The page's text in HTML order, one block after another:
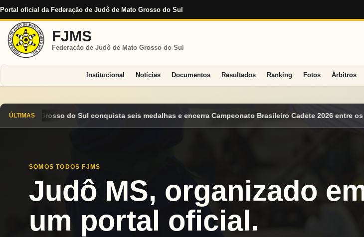
Portal oficial da Federação de Judô de Mato Grosso do Sul
FJMS
Federação de Judô de Mato Grosso do Sul
Institucional Notícias Documentos Resultados Ranking Fotos Árbitros
ÚLTIMAS
medalhas e encerra Campeonato Brasileiro Cadete 2026 entre os destaques nacionais Mato
SOMOS TODOS FJMS
Judô MS, organizado
um portal oficial.